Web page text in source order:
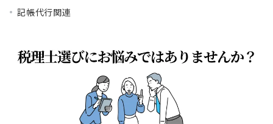
記帳代行関連